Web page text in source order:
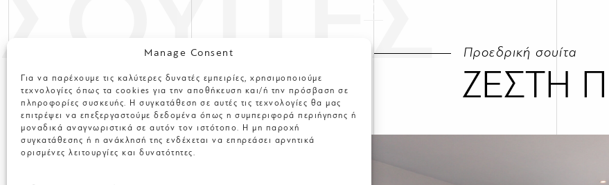
Manage Consent
Για να παρέχουμε τις καλύτερες δυνατές εμπειρίες, χρησιμοποιούμε
τεχνολογίες όπως τα cookies για την αποθήκευση και/ή την πρόσβαση σε
πληροφορίες συσκευής. Η συγκατάθεση σε αυτές τις τεχνολογίες θα μας
επιτρέψει να επεξεργαστούμε δεδομένα όπως η συμπεριφορά περιήγησης ή
μοναδικά αναγνωριστικά σε αυτόν τον ιστότοπο. Η μη παροχή
συγκατάθεσης ή η ανάκλησή της ενδέχεται να επηρεάσει αρνητικά
ορισμένες λειτουργίες και δυνατότητες.
ΣΟΥΙΤΕΣ Προεδρική σουίτα
ΖΕΣΤΗ